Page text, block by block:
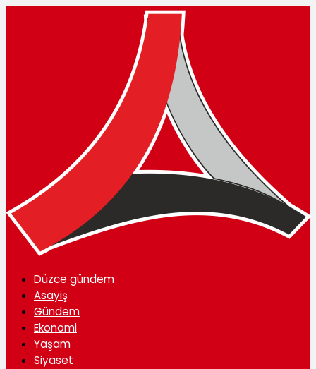
Düzce gündem
Asayiş
Gündem
Ekonomi
Yaşam
Siyaset